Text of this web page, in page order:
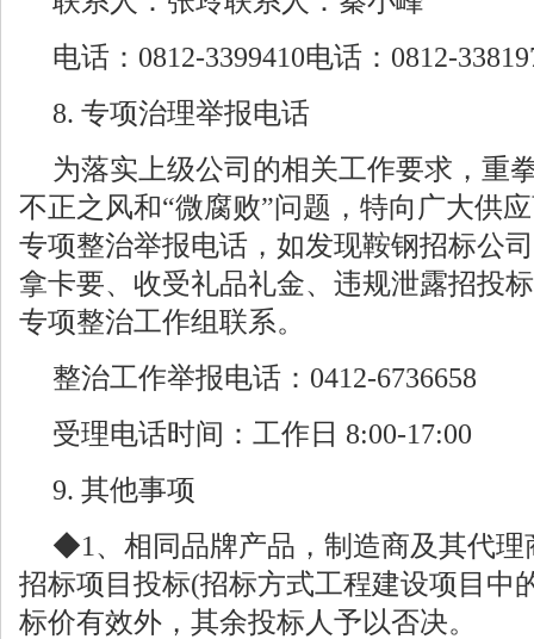
电话：0812-3399410电话：0812-
8. 专项治理举报电话
为落实上级公司的相关工作要求，重
不正之风和“微腐败”问题，特向广大供
专项整治举报电话，如发现鞍钢招标公
拿卡要、收受礼品礼金、违规泄露招投
专项整治工作组联系。
整治工作举报电话：0412-6736658
受理电话时间：工作日 8:00-17:00
9. 其他事项
◆1、相同品牌产品，制造商及其代理
招标项目投标(招标方式工程建设项目中
标价有效外，其余投标人予以否决。